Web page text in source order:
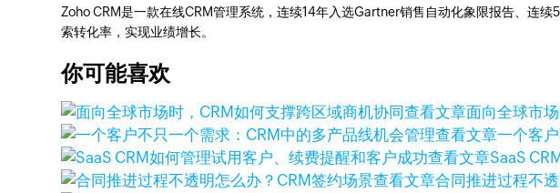
Zoho CRM是一款在线CRM管理系统，连续14年入选Gartner销售自动化象限报告、连
索转化率，实现业绩增长。
你可能喜欢
查看文章面向全球市
查看文章一个客
查看文章SaaS
查看文章合同推进过程不